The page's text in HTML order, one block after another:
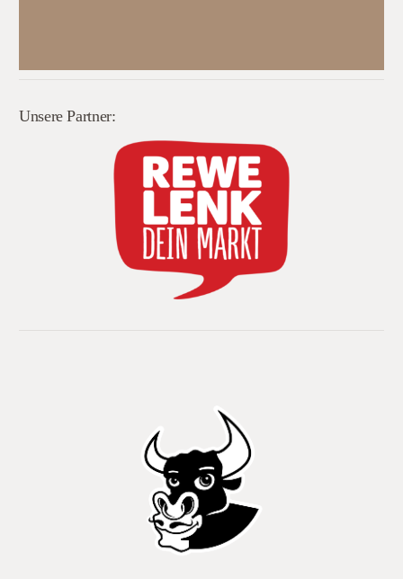
Unsere Partner: